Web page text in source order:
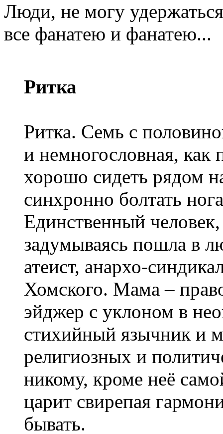
Люди, не могу
все фанатею и фанатею...
Ритка
Ритка. Семь с
и немногословная,
хорошо сидеть рядом
синхронно болтать
Единственный
задумываясь пошла в
атеист, анархо-
Хомского. Мама –
эйджер с уклоном в
стихийный язычник и
религиозных и
никому, кроме неё
царит свирепая
бывать.